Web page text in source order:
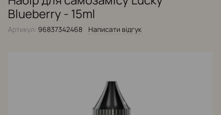
Blueberry - 15ml
Артикул: 96837342468 Написати відгук